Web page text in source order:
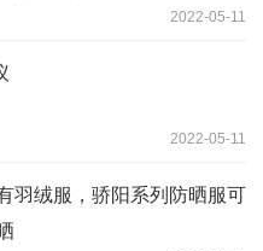
2022-05-11
2022-05-11
羽绒服，骄阳系列防晒服可